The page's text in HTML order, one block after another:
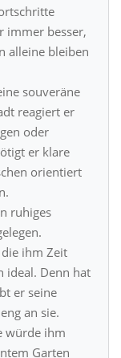
immer besser,
alleine bleiben
souveräne
reagiert er
oder
er klare
orientiert
ruhiges
ihm Zeit
ideal. Denn hat
er seine
an sie.
würde ihm
Garten